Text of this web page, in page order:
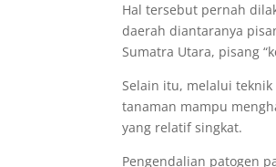
Hal tersebut pernah
daerah diantaranya
Sumatra Utara, pisang
Selain itu, melalui
tanaman mampu
yang relatif singkat.
Pengendalian patogen